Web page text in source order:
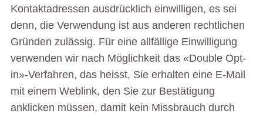
Kontaktadressen ausdrücklich einwilligen, es sei
denn, die Verwendung ist aus anderen rechtlichen
Gründen zulässig. Für eine allfällige Einwilligung
verwenden wir nach Möglichkeit das «Double Opt-
in»-Verfahren, das heisst, Sie erhalten eine E-Mail
mit einem Weblink, den Sie zur Bestätigung
anklicken müssen, damit kein Missbrauch durch